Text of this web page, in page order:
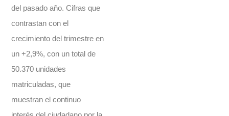
del pasado año. Cifras que
contrastan con el
crecimiento del trimestre en
un +2,9%, con un total de
50.370 unidades
matriculadas, que
muestran el continuo